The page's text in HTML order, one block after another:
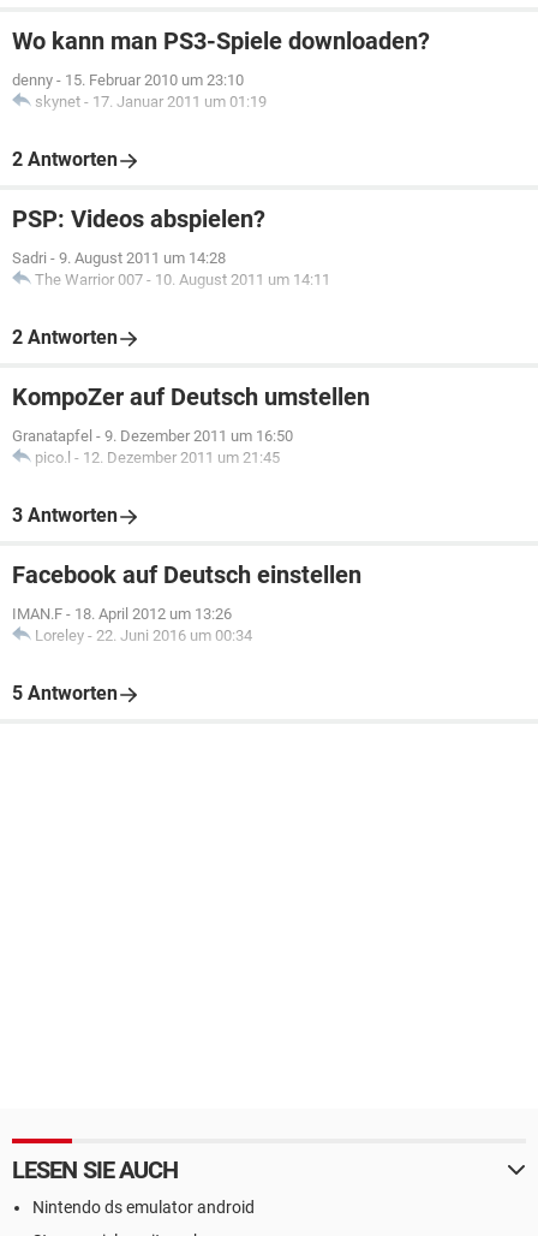
Wo kann man PS3-Spiele downloaden?
denny - 15. Februar 2010 um 23:10
skynet - 17. Januar 2011 um 01:19
2 Antworten
PSP: Videos abspielen?
Sadri - 9. August 2011 um 14:28
The Warrior 007 - 10. August 2011 um 14:11
2 Antworten
KompoZer auf Deutsch umstellen
Granatapfel - 9. Dezember 2011 um 16:50
pico.l - 12. Dezember 2011 um 21:45
3 Antworten
Facebook auf Deutsch einstellen
IMAN.F - 18. April 2012 um 13:26
Loreley - 22. Juni 2016 um 00:34
5 Antworten
LESEN SIE AUCH
Nintendo ds emulator android